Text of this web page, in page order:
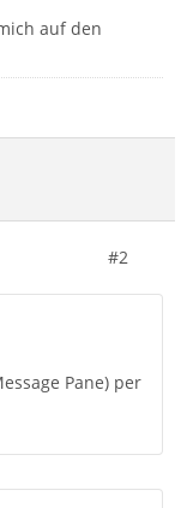
auf den
#2
Pane) per